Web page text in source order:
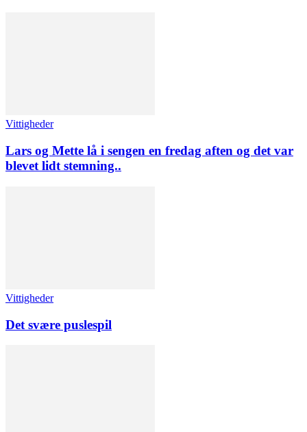
Vittigheder
Lars og Mette lå i sengen en fredag aften og det var
blevet lidt stemning..
Vittigheder
Det svære puslespil